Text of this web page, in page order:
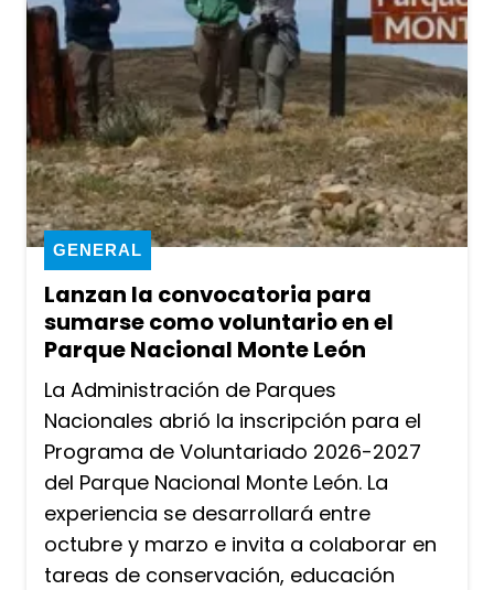
Lanzan la convocatoria para
sumarse como voluntario en el
Parque Nacional Monte León
GENERAL
La Administración de Parques
Nacionales abrió la inscripción para el
Programa de Voluntariado 2026-2027
del Parque Nacional Monte León. La
experiencia se desarrollará entre
octubre y marzo e invita a colaborar en
tareas de conservación, educación